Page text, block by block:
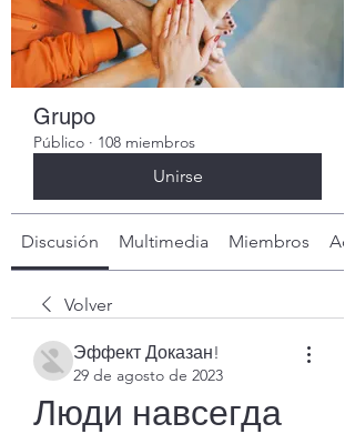
Grupo
Público · 108 miembros
Unirse
Discusión Multimedia Miembros
Volver
Эффект Доказан!
29 de agosto de 2023
Люди навсегда